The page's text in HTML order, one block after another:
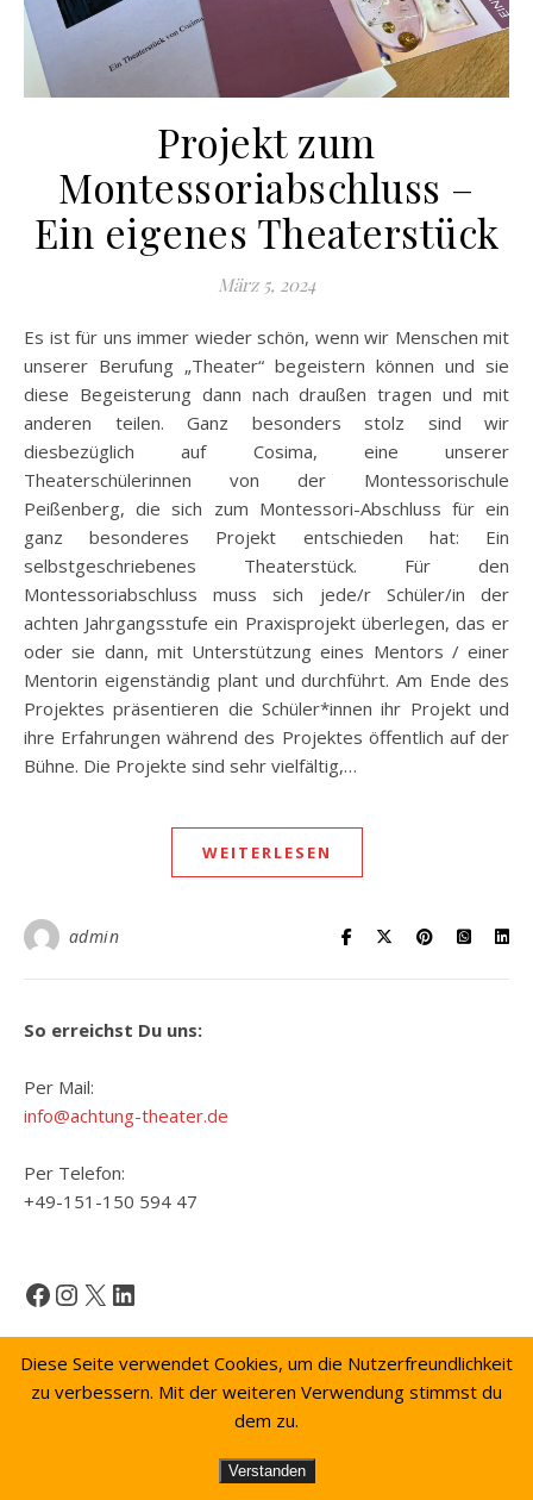
Projekt zum
Montessoriabschluss –
Ein eigenes Theaterstück
März 5, 2024
Es ist für uns immer wieder schön, wenn wir Menschen mit
unserer Berufung „Theater“ begeistern können und sie
diese Begeisterung dann nach draußen tragen und mit
anderen teilen. Ganz besonders stolz sind wir
diesbezüglich auf Cosima, eine unserer
Theaterschülerinnen von der Montessorischule
Peißenberg, die sich zum Montessori-Abschluss für ein
ganz besonderes Projekt entschieden hat: Ein
selbstgeschriebenes Theaterstück. Für den
Montessoriabschluss muss sich jede/r Schüler/in der
achten Jahrgangsstufe ein Praxisprojekt überlegen, das er
oder sie dann, mit Unterstützung eines Mentors / einer
Mentorin eigenständig plant und durchführt. Am Ende des
Projektes präsentieren die Schüler*innen ihr Projekt und
ihre Erfahrungen während des Projektes öffentlich auf der
Bühne. Die Projekte sind sehr vielfältig,…
WEITERLESEN
admin
So erreichst Du uns:
Per Mail:
info@achtung-theater.de
Per Telefon:
+49-151-150 594 47
Facebook
Instagram
X LinkedIn
Kontakt Datenschutzerklärung
Diese Seite verwendet Cookies, um die Nutzerfreundlichkeit
zu verbessern. Mit der weiteren Verwendung stimmst du
dem zu.
Verstanden